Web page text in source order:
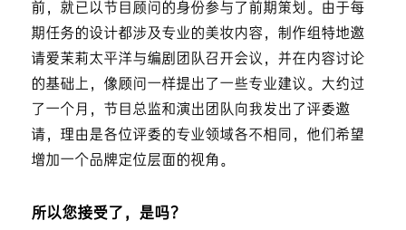
前，就已以节目顾问的身份参与了前期策划。由于每
期任务的设计都涉及专业的美妆内容，制作组特地邀
请爱茉莉太平洋与编剧团队召开会议，并在内容讨论
的基础上，像顾问一样提出了一些专业建议。大约过
了一个月，节目总监和演出团队向我发出了评委邀
请，理由是各位评委的专业领域各不相同，他们希望
增加一个品牌定位层面的视角。
所以您接受了，是吗？